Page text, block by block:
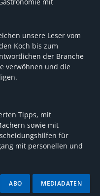
unsere Leser vom
Koch bis zum
der Branche
verwöhnen und die
Tipps, mit
sowie mit
für
mit personellen und
MEDIADATEN
ABO